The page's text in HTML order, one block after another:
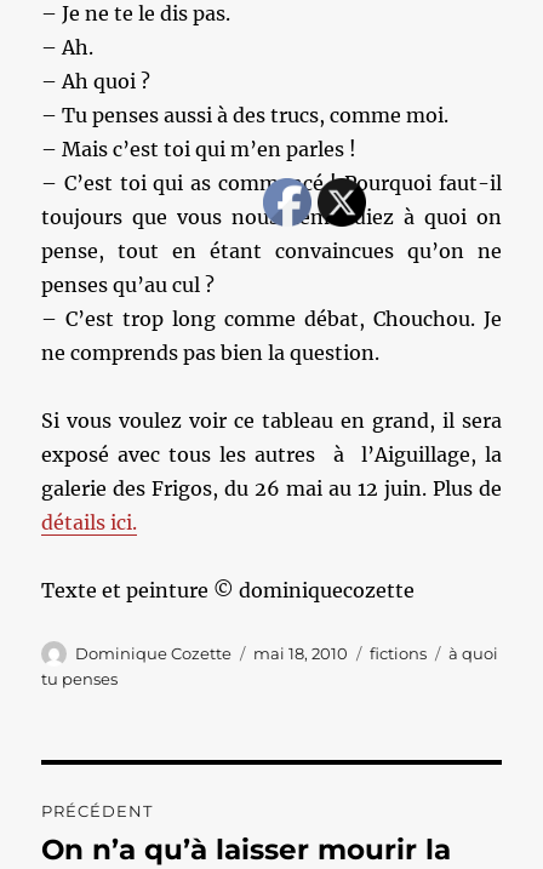
– Je ne te le dis pas.
– Ah.
– Ah quoi ?
– Tu penses aussi à des trucs, comme moi.
– Mais c’est toi qui m’en parles !
– C’est toi qui as commencé ! Pourquoi faut-il
toujours que vous nous demandiez à quoi on
pense, tout en étant convaincues qu’on ne
penses qu’au cul ?
– C’est trop long comme débat, Chouchou. Je
ne comprends pas bien la question.
Si vous voulez voir ce tableau en grand, il sera
exposé avec tous les autres à l’Aiguillage, la
galerie des Frigos, du 26 mai au 12 juin. Plus de
détails ici.
Texte et peinture © dominiquecozette
Auteur
Dominique Cozette
Publié
mai 18, 2010 Catégories
fictions Étiquettes
à quoi
tu penses
de
PRÉCÉDENT
Publication
On n’a qu’à laisser mourir la